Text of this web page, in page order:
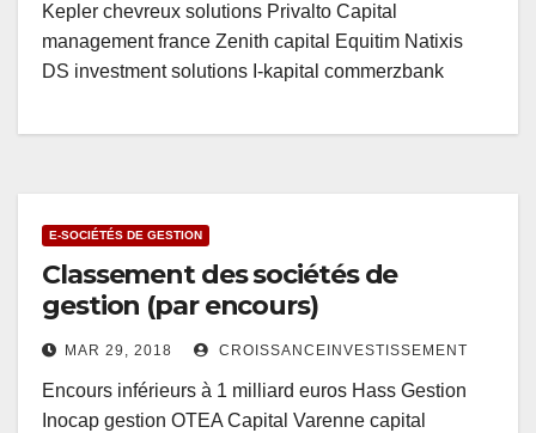
Kepler chevreux solutions Privalto Capital
management france Zenith capital Equitim Natixis
DS investment solutions I-kapital commerzbank
E-SOCIÉTÉS DE GESTION
Classement des sociétés de
gestion (par encours)
MAR 29, 2018 CROISSANCEINVESTISSEMENT
Encours inférieurs à 1 milliard euros Hass Gestion
Inocap gestion OTEA Capital Varenne capital